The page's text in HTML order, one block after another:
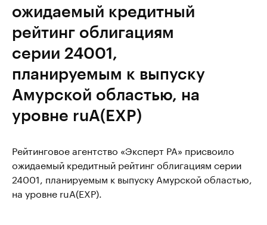
ожидаемый кредитный
рейтинг облигациям
серии 24001,
планируемым к выпуску
Амурской областью, на
уровне ruА(EXP)
Рейтинговое агентство «Эксперт РА» присвоило
ожидаемый кредитный рейтинг облигациям серии
24001, планируемым к выпуску Амурской областью,
на уровне ruА(EXP).